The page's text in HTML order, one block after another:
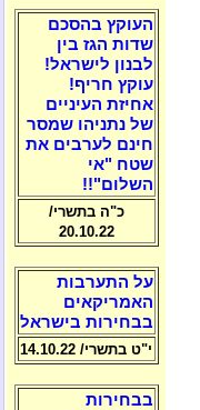
העוקץ בהסכם
שדות הגז בין
לבנון לישראל!
עוקץ חריף!
אחיזת העיניים
של נתניהו שמסר
חינם לערבים את
שטח "אי
השלום"!!
כ"ה בתשרי/
20.10.22
על התערבות
האמריקאים
בבחירות בישראל
י"ט בתשרי/ 14.10.22
בבחירות